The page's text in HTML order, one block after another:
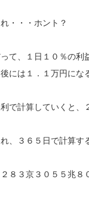
・・・ホント？
て、１日１０％の利
には１．１万円にな
で計算していくと、
、３６５日で計算す
８３京３０５５兆８